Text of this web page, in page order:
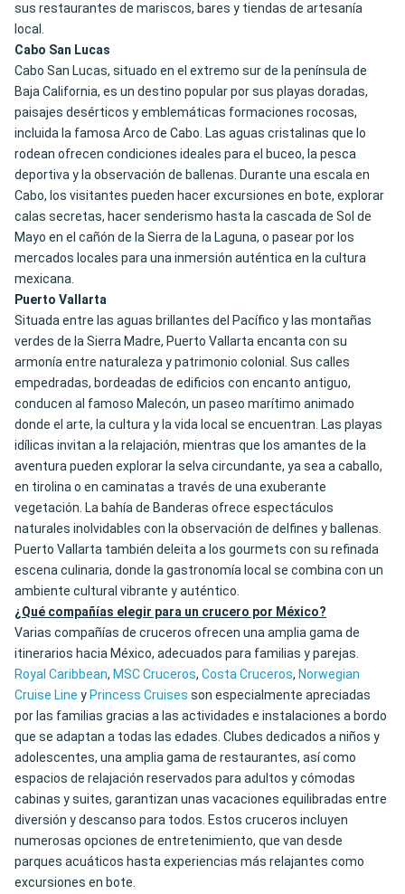
sus restaurantes de mariscos, bares y tiendas de artesanía
local.
Cabo San Lucas
Cabo San Lucas, situado en el extremo sur de la península de
Baja California, es un destino popular por sus playas doradas,
paisajes desérticos y emblemáticas formaciones rocosas,
incluida la famosa Arco de Cabo. Las aguas cristalinas que lo
rodean ofrecen condiciones ideales para el buceo, la pesca
deportiva y la observación de ballenas. Durante una escala en
Cabo, los visitantes pueden hacer excursiones en bote, explorar
calas secretas, hacer senderismo hasta la cascada de Sol de
Mayo en el cañón de la Sierra de la Laguna, o pasear por los
mercados locales para una inmersión auténtica en la cultura
mexicana.
Puerto Vallarta
Situada entre las aguas brillantes del Pacífico y las montañas
verdes de la Sierra Madre, Puerto Vallarta encanta con su
armonía entre naturaleza y patrimonio colonial. Sus calles
empedradas, bordeadas de edificios con encanto antiguo,
conducen al famoso Malecón, un paseo marítimo animado
donde el arte, la cultura y la vida local se encuentran. Las playas
idílicas invitan a la relajación, mientras que los amantes de la
aventura pueden explorar la selva circundante, ya sea a caballo,
en tirolina o en caminatas a través de una exuberante
vegetación. La bahía de Banderas ofrece espectáculos
naturales inolvidables con la observación de delfines y ballenas.
Puerto Vallarta también deleita a los gourmets con su refinada
escena culinaria, donde la gastronomía local se combina con un
ambiente cultural vibrante y auténtico.
¿Qué compañías elegir para un crucero por México?
Varias compañías de cruceros ofrecen una amplia gama de
itinerarios hacia México, adecuados para familias y parejas.
Royal Caribbean, MSC Cruceros, Costa Cruceros, Norwegian
Cruise Line y Princess Cruises son especialmente apreciadas
por las familias gracias a las actividades e instalaciones a bordo
que se adaptan a todas las edades. Clubes dedicados a niños y
adolescentes, una amplia gama de restaurantes, así como
espacios de relajación reservados para adultos y cómodas
cabinas y suites, garantizan unas vacaciones equilibradas entre
diversión y descanso para todos. Estos cruceros incluyen
numerosas opciones de entretenimiento, que van desde
parques acuáticos hasta experiencias más relajantes como
excursiones en bote.